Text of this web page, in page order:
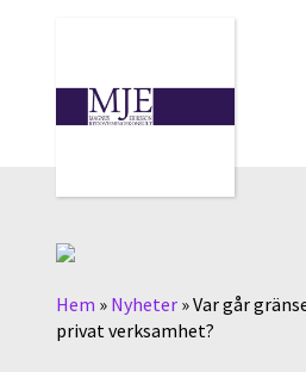
Hem » Nyheter »Var går
privat verksamhet?